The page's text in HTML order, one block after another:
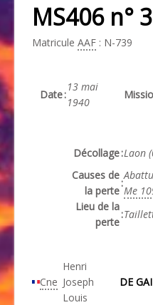
MS406 n°
Matricule AAF : N-739
Date:
13 mai
1940
Décollage:Laon
Causes de
la perte
:
Me
Lieu de la
perte
:
Cne
Henri
Joseph
Louis
DE